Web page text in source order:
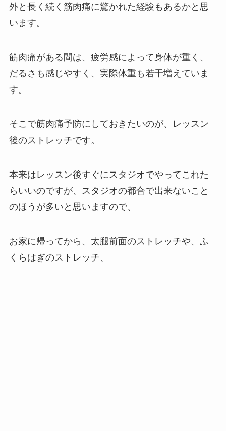
外と長く続く筋肉痛に驚かれた経験もあるかと思
います。
筋肉痛がある間は、疲労感によって身体が重く、
だるさも感じやすく、実際体重も若干増えていま
す。
そこで筋肉痛予防にしておきたいのが、レッスン
後のストレッチです。
本来はレッスン後すぐにスタジオでやってこれた
らいいのですが、スタジオの都合で出来ないこと
のほうが多いと思いますので、
お家に帰ってから、太腿前面のストレッチや、ふ
くらはぎのストレッチ、